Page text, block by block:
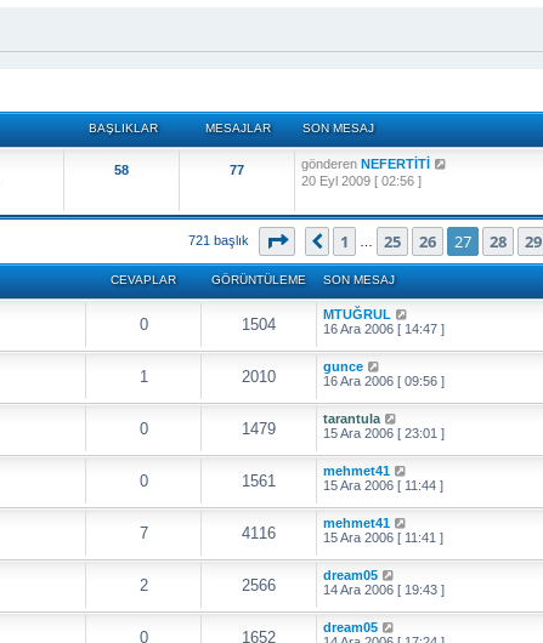
BAŞLIKLAR MESAJLAR SON MESAJ
58 77 gönderen NEFERTİTİ
m
e
s
a
ı
r
t
20 Eyl 2009 [ 02:56 ]
721 başlık . sayfa (Toplam37 sayfa)
Önceki
1 25 26 27 28 29
CEVAPLAR GÖRÜNTÜLEME SON MESAJ
0 1504
MTUĞRUL
16 Ara 2006 [ 14:47 ]
1 2010
gunce
16 Ara 2006 [ 09:56 ]
0 1479
tarantula
15 Ara 2006 [ 23:01 ]
0 1561
mehmet41
15 Ara 2006 [ 11:44 ]
7 4116
mehmet41
15 Ara 2006 [ 11:41 ]
2 2566
dream05
14 Ara 2006 [ 19:43 ]
0 1652
dream05